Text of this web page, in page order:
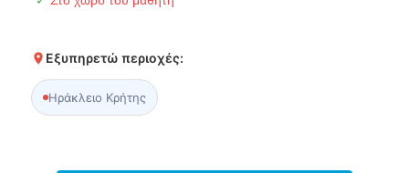
Εξυπηρετώ περιοχές:
Ηράκλειο Κρήτης